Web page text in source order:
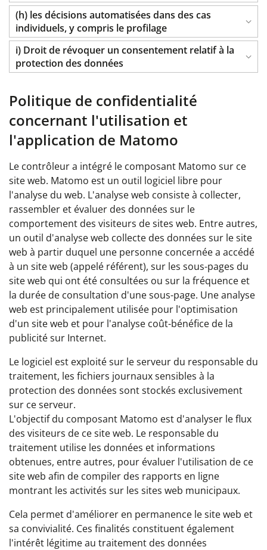
(h) les décisions automatisées dans des cas
individuels, y compris le profilage
i) Droit de révoquer un consentement relatif à la
protection des données
Politique de confidentialité
concernant l'utilisation et
l'application de Matomo
Le contrôleur a intégré le composant Matomo sur ce
site web. Matomo est un outil logiciel libre pour
l'analyse du web. L'analyse web consiste à collecter,
rassembler et évaluer des données sur le
comportement des visiteurs de sites web. Entre autres,
un outil d'analyse web collecte des données sur le site
web à partir duquel une personne concernée a accédé
à un site web (appelé référent), sur les sous-pages du
site web qui ont été consultées ou sur la fréquence et
la durée de consultation d'une sous-page. Une analyse
web est principalement utilisée pour l'optimisation
d'un site web et pour l'analyse coût-bénéfice de la
publicité sur Internet.
Le logiciel est exploité sur le serveur du responsable du
traitement, les fichiers journaux sensibles à la
protection des données sont stockés exclusivement
sur ce serveur.
L'objectif du composant Matomo est d'analyser le flux
des visiteurs de ce site web. Le responsable du
traitement utilise les données et informations
obtenues, entre autres, pour évaluer l'utilisation de ce
site web afin de compiler des rapports en ligne
montrant les activités sur les sites web municipaux.
Cela permet d'améliorer en permanence le site web et
sa convivialité. Ces finalités constituent également
l'intérêt légitime au traitement des données